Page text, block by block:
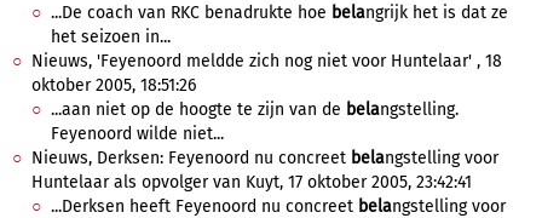
...De coach van RKC benadrukte hoe belangrijk het is dat ze
het seizoen in...
Nieuws, 'Feyenoord meldde zich nog niet voor Huntelaar' , 18
oktober 2005, 18:51:26
...aan niet op de hoogte te zijn van de belangstelling.
Feyenoord wilde niet...
Nieuws, Derksen: Feyenoord nu concreet belangstelling voor
Huntelaar als opvolger van Kuyt, 17 oktober 2005, 23:42:41
...Derksen heeft Feyenoord nu concreet belangstelling voor